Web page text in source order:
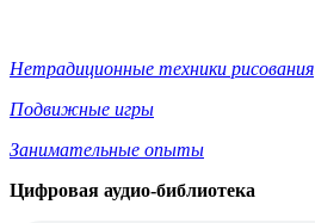
Нетрадиционные техники рисования
Подвижные игры
Занимательные опыты
Цифровая аудио-библиотека